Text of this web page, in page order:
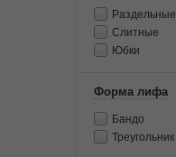
Раздельные
Слитные
Юбки
Форма лифа
Бандо
Треугольник